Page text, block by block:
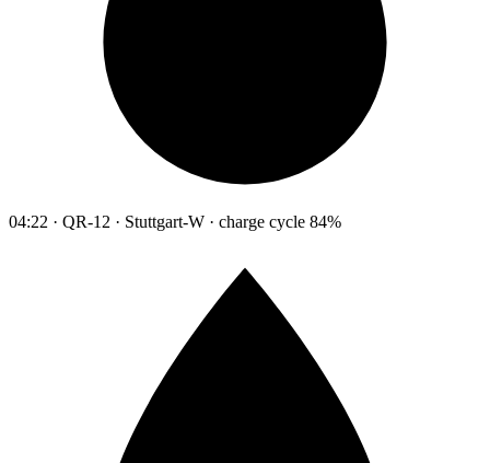
04:22 · QR-12 · Stuttgart-W · charge cycle 84%